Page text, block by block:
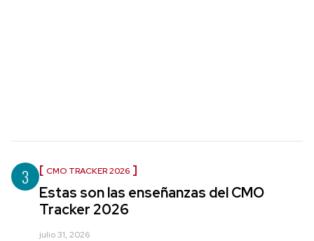
3 CMO TRACKER 2026
Estas son las enseñanzas del CMO
Tracker 2026
julio 31, 2026